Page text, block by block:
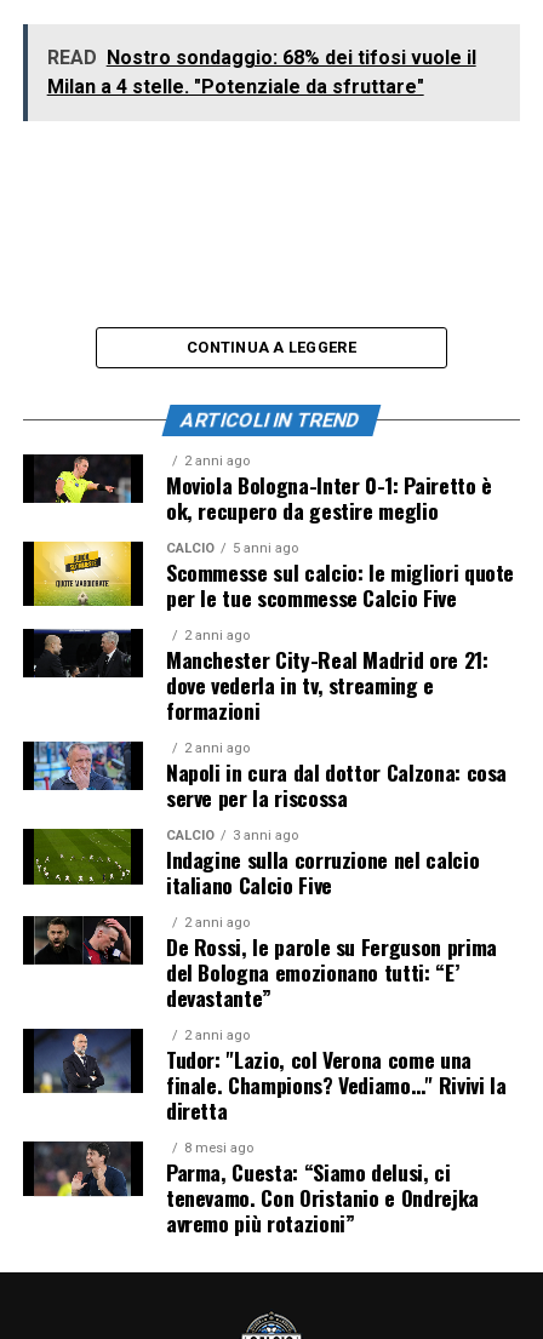
READ Nostro sondaggio: 68% dei tifosi vuole il
Milan a 4 stelle. "Potenziale da sfruttare"
CONTINUA A LEGGERE
ARTICOLI IN TREND
2 anni ago
Moviola Bologna-Inter 0-1: Pairetto è
ok, recupero da gestire meglio
CALCIO 5 anni ago
Scommesse sul calcio: le migliori quote
per le tue scommesse Calcio Five
2 anni ago
Manchester City-Real Madrid ore 21:
dove vederla in tv, streaming e
formazioni
2 anni ago
Napoli in cura dal dottor Calzona: cosa
serve per la riscossa
CALCIO 3 anni ago
Indagine sulla corruzione nel calcio
italiano Calcio Five
2 anni ago
De Rossi, le parole su Ferguson prima
del Bologna emozionano tutti: “E’
devastante”
2 anni ago
Tudor: "Lazio, col Verona come una
finale. Champions? Vediamo…" Rivivi la
diretta
8 mesi ago
Parma, Cuesta: “Siamo delusi, ci
tenevamo. Con Oristanio e Ondrejka
avremo più rotazioni”